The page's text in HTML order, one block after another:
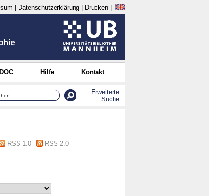
Datenschutzerklärung Drucken
Hilfe Kontakt
Erweiterte
Suche
RSS 1.0
RSS 2.0